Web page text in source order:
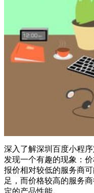
深入了解深圳百度小程
发现一个有趣的现象：
报价相对较低的服务商
足，而价格较高的服务